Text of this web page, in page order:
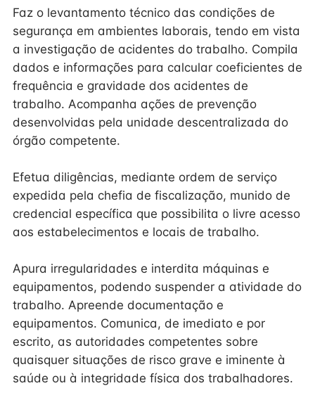
Faz o levantamento técnico das condições de
segurança em ambientes laborais, tendo em vista
a investigação de acidentes do trabalho. Compila
dados e informações para calcular coeficientes de
frequência e gravidade dos acidentes de
trabalho. Acompanha ações de prevenção
desenvolvidas pela unidade descentralizada do
órgão competente.
Efetua diligências, mediante ordem de serviço
expedida pela chefia de fiscalização, munido de
credencial específica que possibilita o livre acesso
aos estabelecimentos e locais de trabalho.
Apura irregularidades e interdita máquinas e
equipamentos, podendo suspender a atividade do
trabalho. Apreende documentação e
equipamentos. Comunica, de imediato e por
escrito, as autoridades competentes sobre
quaisquer situações de risco grave e iminente à
saúde ou à integridade física dos trabalhadores.